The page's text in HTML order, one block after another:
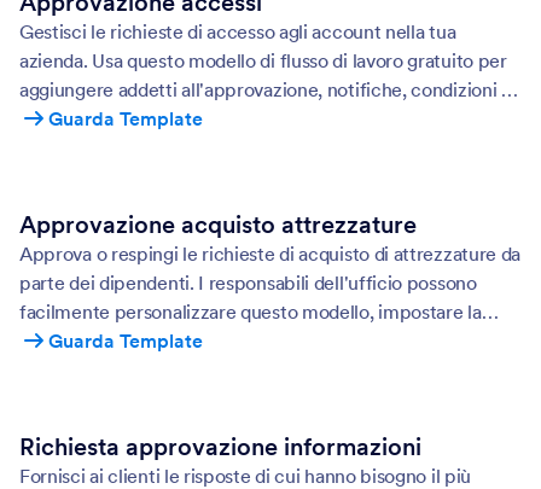
Gestisci le richieste di accesso agli account nella tua
azienda. Usa questo modello di flusso di lavoro gratuito per
aggiungere addetti all'approvazione, notifiche, condizioni e
altro.Guarda Template
Approvazione acquisto attrezzature
Approva o respingi le richieste di acquisto di attrezzature da
parte dei dipendenti. I responsabili dell'ufficio possono
facilmente personalizzare questo modello, impostare la
logica condizionale e aggiungere addetti all'approvazione.
Guarda Template
Richiesta approvazione informazioni
Fornisci ai clienti le risposte di cui hanno bisogno il più